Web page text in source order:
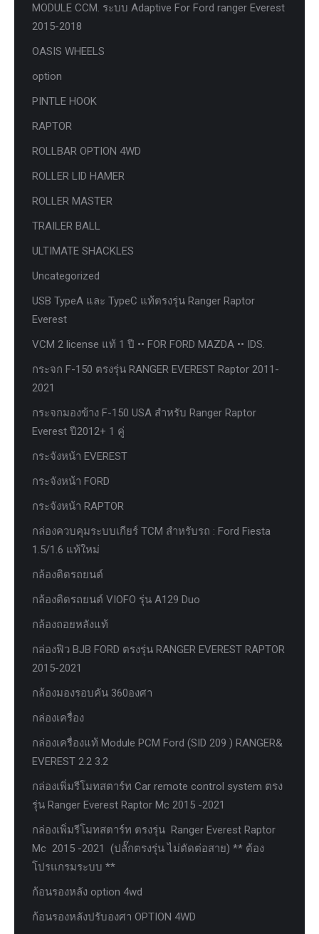
MODULE CCM. ระบบ Adaptive For Ford ranger Everest
2015-2018
OASIS WHEELS
option
PINTLE HOOK
RAPTOR
ROLLBAR OPTION 4WD
ROLLER LID HAMER
ROLLER MASTER
TRAILER BALL
ULTIMATE SHACKLES
Uncategorized
USB TypeA และ TypeC แท้ตรงรุ่น Ranger Raptor
Everest
VCM 2 license แท้ 1 ปี •• FOR FORD MAZDA •• IDS.
กระจก F-150 ตรงรุ่น RANGER EVEREST Raptor 2011-
2021
กระจกมองข้าง F-150 USA สำหรับ Ranger Raptor
Everest ปี2012+ 1 คู่
กระจังหน้า EVEREST
กระจังหน้า FORD
กระจังหน้า RAPTOR
กล่องควบคุมระบบเกียร์ TCM สำหรับรถ : Ford Fiesta
1.5/1.6 แท้ใหม่
กล้องติดรถยนต์
กล้องติดรถยนต์ VIOFO รุ่น A129 Duo
กล้องถอยหลังแท้
กล่องฟิว BJB FORD ตรงรุ่น RANGER EVEREST RAPTOR
2015-2021
กล้องมองรอบคัน 360องศา
กล่องเครื่อง
กล่องเครื่องแท้ Module PCM Ford (SID 209 ) RANGER&
EVEREST 2.2 3.2
กล่องเพิ่มรีโมทสตาร์ท Car remote control system ตรง
รุ่น Ranger Everest Raptor Mc 2015 -2021
กล่องเพิ่มรีโมทสตาร์ท ตรงรุ่น Ranger Everest Raptor
Mc 2015 -2021 (ปลั๊กตรงรุ่น ไม่ตัดต่อสาย) ** ต้อง
โปรแกรมระบบ **
ก้อนรองหลัง option 4wd
ก้อนรองหลังปรับองศา OPTION 4WD